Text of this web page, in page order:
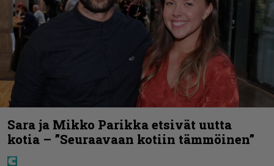
Sara ja Mikko Parikka etsivät uutta
kotia – ”Seuraavaan kotiin tämmöinen”